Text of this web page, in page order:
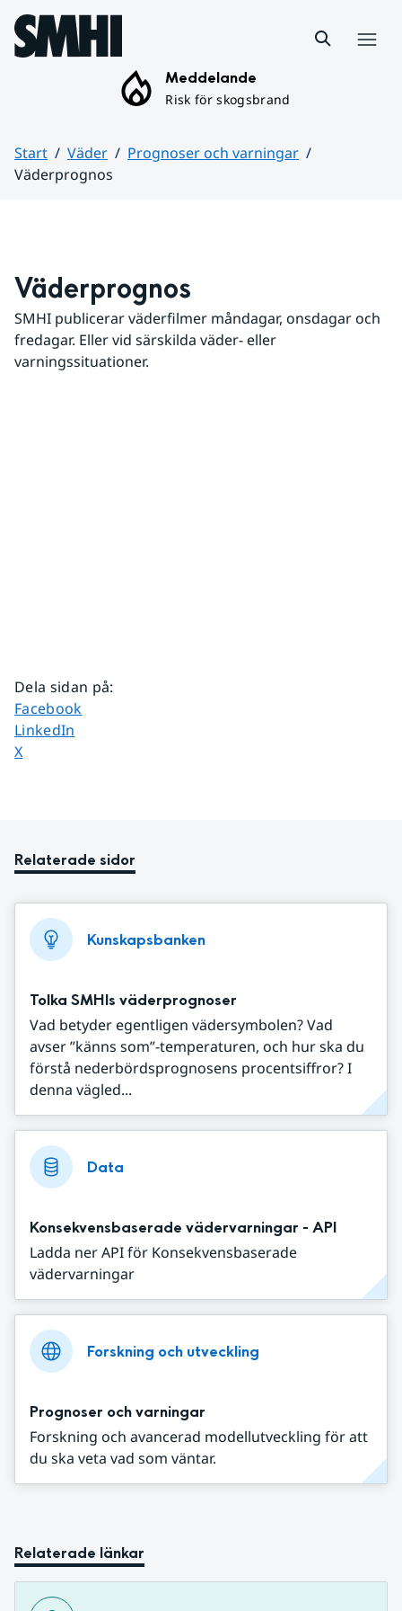
Hoppa till sidans innehåll
Meddelande
Risk för skogsbrand
Start Väder
Prognoser och varningar
Väderprognos
Väderprognos
SMHI publicerar väderfilmer måndagar, onsdagar och
fredagar. Eller vid särskilda väder- eller
varningssituationer.
Dela sidan på:
Dela sidan på
Facebook
Dela sidan på
LinkedIn
Dela sidan på
X
Relaterade sidor
Kunskapsbanken
Tolka SMHIs väderprognoser
Vad betyder egentligen vädersymbolen? Vad
avser ”känns som”-temperaturen, och hur ska du
förstå nederbördsprognosens procentsiffror? I
denna vägled...
Data
Konsekvensbaserade vädervarningar - API
Ladda ner API för Konsekvensbaserade
vädervarningar
Forskning och utveckling
Prognoser och varningar
Forskning och avancerad modellutveckling för att
du ska veta vad som väntar.
Relaterade länkar